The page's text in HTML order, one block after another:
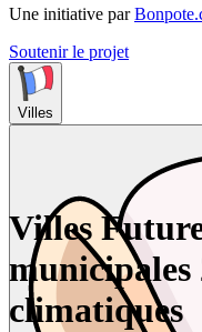
Une initiative par
Soutenir le projet
Villes
Villes
municipales
climatiques